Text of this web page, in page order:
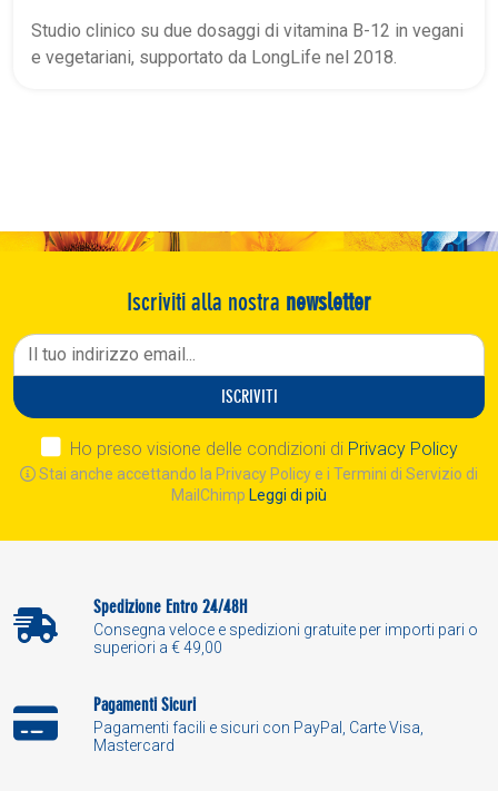
Studio clinico su due dosaggi di vitamina B-12 in vegani
e vegetariani, supportato da LongLife nel 2018.
Iscriviti alla nostra newsletter
ISCRIVITI
Ho preso visione delle condizioni di Privacy Policy
Stai anche accettando la Privacy Policy e i Termini di Servizio di
MailChimp Leggi di più
Spedizione Entro 24/48H
Consegna veloce e spedizioni gratuite per importi pari o
superiori a € 49,00
Pagamenti Sicuri
Pagamenti facili e sicuri con PayPal, Carte Visa,
Mastercard